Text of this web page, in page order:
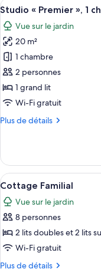
de
chambre
Bungalow
Premium,
3
chambres
Afficher
toutes
les
photos
pour
ce
type
de
chambre :
Studio
»,
1
chambre
5
Studio « Premier », 1
Vue sur le jardin
20 m²
1 chambre
2 personnes
1 grand lit
Wi-Fi gratuit
Plus de détails
Plus
le
type
de
chambre
Studio
»,
Afficher
toutes
les
photos
pour
ce
type
10
Cottage Familial
Vue sur le jardin
8 personnes
2 lits doubles et 2 lits
Wi-Fi gratuit
Plus de détails
Plus